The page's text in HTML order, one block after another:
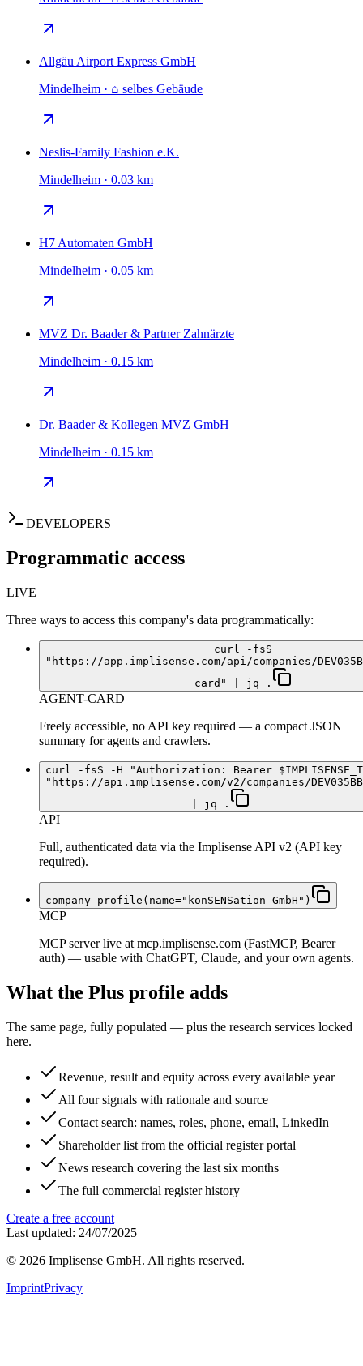
Allgäu Airport Express GmbH
Mindelheim · ⌂ selbes Gebäude
Neslis-Family Fashion e.K.
Mindelheim · 0.03 km
H7 Automaten GmbH
Mindelheim · 0.05 km
MVZ Dr. Baader & Partner Zahnärzte
Mindelheim · 0.15 km
Dr. Baader & Kollegen MVZ GmbH
Mindelheim · 0.15 km
DEVELOPERS
Programmatic access
LIVE
Three ways to access this company's data programmatically:
curl -fsS
"https://app.implisense.com/api/companies/
card" | jq .
AGENT-CARD
Freely accessible, no API key required — a compact JSON
summary for agents and crawlers.
curl -fsS -H "Authorization: Bearer
"https://api.implisense.com/v2/companies/
| jq .
API
Full, authenticated data via the Implisense API v2 (API key
required).
company_profile(name="konSENSation GmbH")
MCP
MCP server live at mcp.implisense.com (FastMCP, Bearer
auth) — usable with ChatGPT, Claude, and your own agents.
What the Plus profile adds
The same page, fully populated — plus the research services locked
here.
Revenue, result and equity across every available year
All four signals with rationale and source
Contact search: names, roles, phone, email, LinkedIn
Shareholder list from the official register portal
News research covering the last six months
The full commercial register history
Create a free account
Last updated: 24/07/2025
© 2026 Implisense GmbH. All rights reserved.
ImprintPrivacy